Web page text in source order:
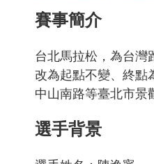
賽事簡介
台北馬拉松，為台灣
改為起點不變、終點
中山南路等臺北市景
選手背景